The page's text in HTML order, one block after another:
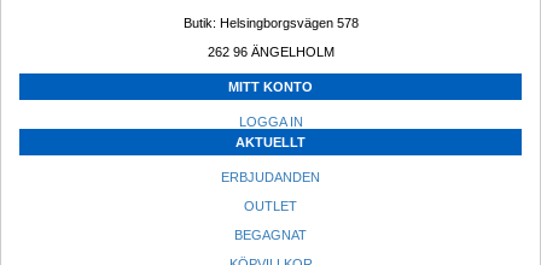
Butik: Helsingborgsvägen 578
262 96 ÄNGELHOLM
MITT KONTO
LOGGA IN
AKTUELLT
ERBJUDANDEN
OUTLET
BEGAGNAT